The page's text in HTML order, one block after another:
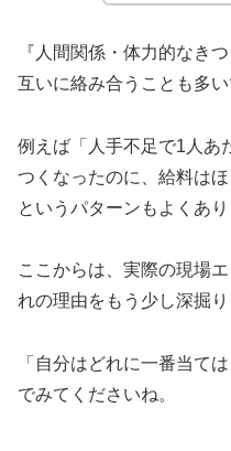
『人間関係・体力的なき
互いに絡み合うことも多い
例えば「人手不足で1人あ
つくなったのに、給料は
というパターンもよくあり
ここからは、実際の現場
れの理由をもう少し深掘り
「自分はどれに一番当て
でみてくださいね。